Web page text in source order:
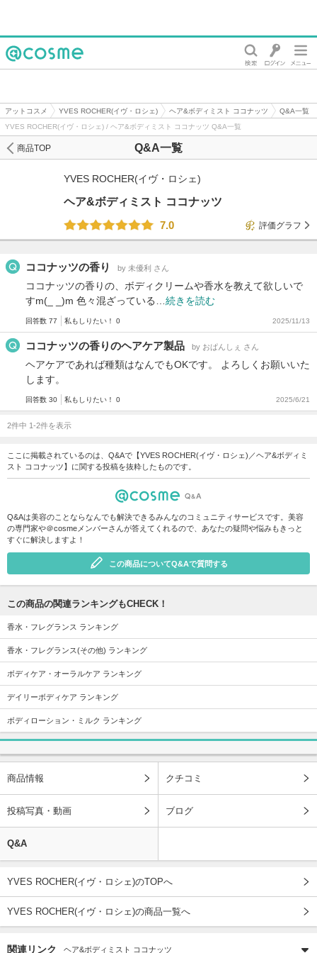
アットコスメ YVES ROCHER(イヴ・ロシェ) ヘア&ボディミスト ココナッツ
Q&A一覧
YVES ROCHER(イヴ・ロシェ) / ヘア&ボディミスト ココナッツ Q&A一覧
Q&A一覧
商品TOP
YVES ROCHER(イヴ・ロシェ)
ヘア&ボディミスト ココナッツ
7.0
評価グラフ
ココナッツの香り by 未優利 さん
ココナッツの香りの、ボディクリームや香水を教えて欲しいで
すm(_ _)m 色々混ざっている… 続きを読む
回答数 77 私もしりたい！ 0 2025/11/13
ココナッツの香りのヘアケア製品 by おぱんしぇ さん
ヘアケアであれば種類はなんでもOKです。 よろしくお願いいた
します。
回答数 30 私もしりたい！ 0 2025/6/21
2件中 1-2件を表示
ここに掲載されているのは、Q&Aで【YVES ROCHER(イヴ・ロシェ)／ヘア&ボディミ
スト ココナッツ】に関する投稿を抜粋したものです。
Q&Aは美容のことならなんでも解決できるみんなのコミュニティサービスです。美容
の専門家や＠cosmeメンバーさんが答えてくれるので、あなたの疑問や悩みもきっと
すぐに解決しますよ！
この商品についてQ&Aで質問する
この商品の関連ランキングもCHECK！
香水・フレグランス ランキング
香水・フレグランス(その他) ランキング
ボディケア・オーラルケア ランキング
デイリーボディケア ランキング
ボディローション・ミルク ランキング
商品情報 クチコミ
投稿写真・動画 ブログ
Q&A
YVES ROCHER(イヴ・ロシェ)のTOPへ
YVES ROCHER(イヴ・ロシェ)の商品一覧へ
関連リンク ヘア&ボディミスト ココナッツ